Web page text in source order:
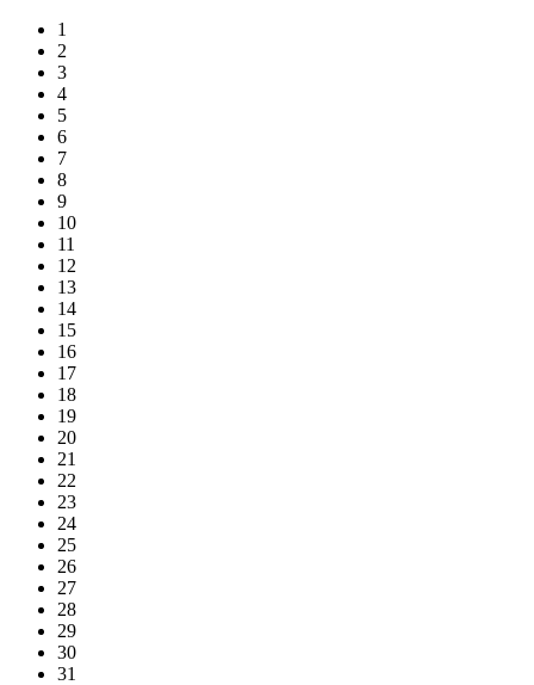
1
2
3
4
5
6
7
8
9
10
11
12
13
14
15
16
17
18
19
20
21
22
23
24
25
26
27
28
29
30
31